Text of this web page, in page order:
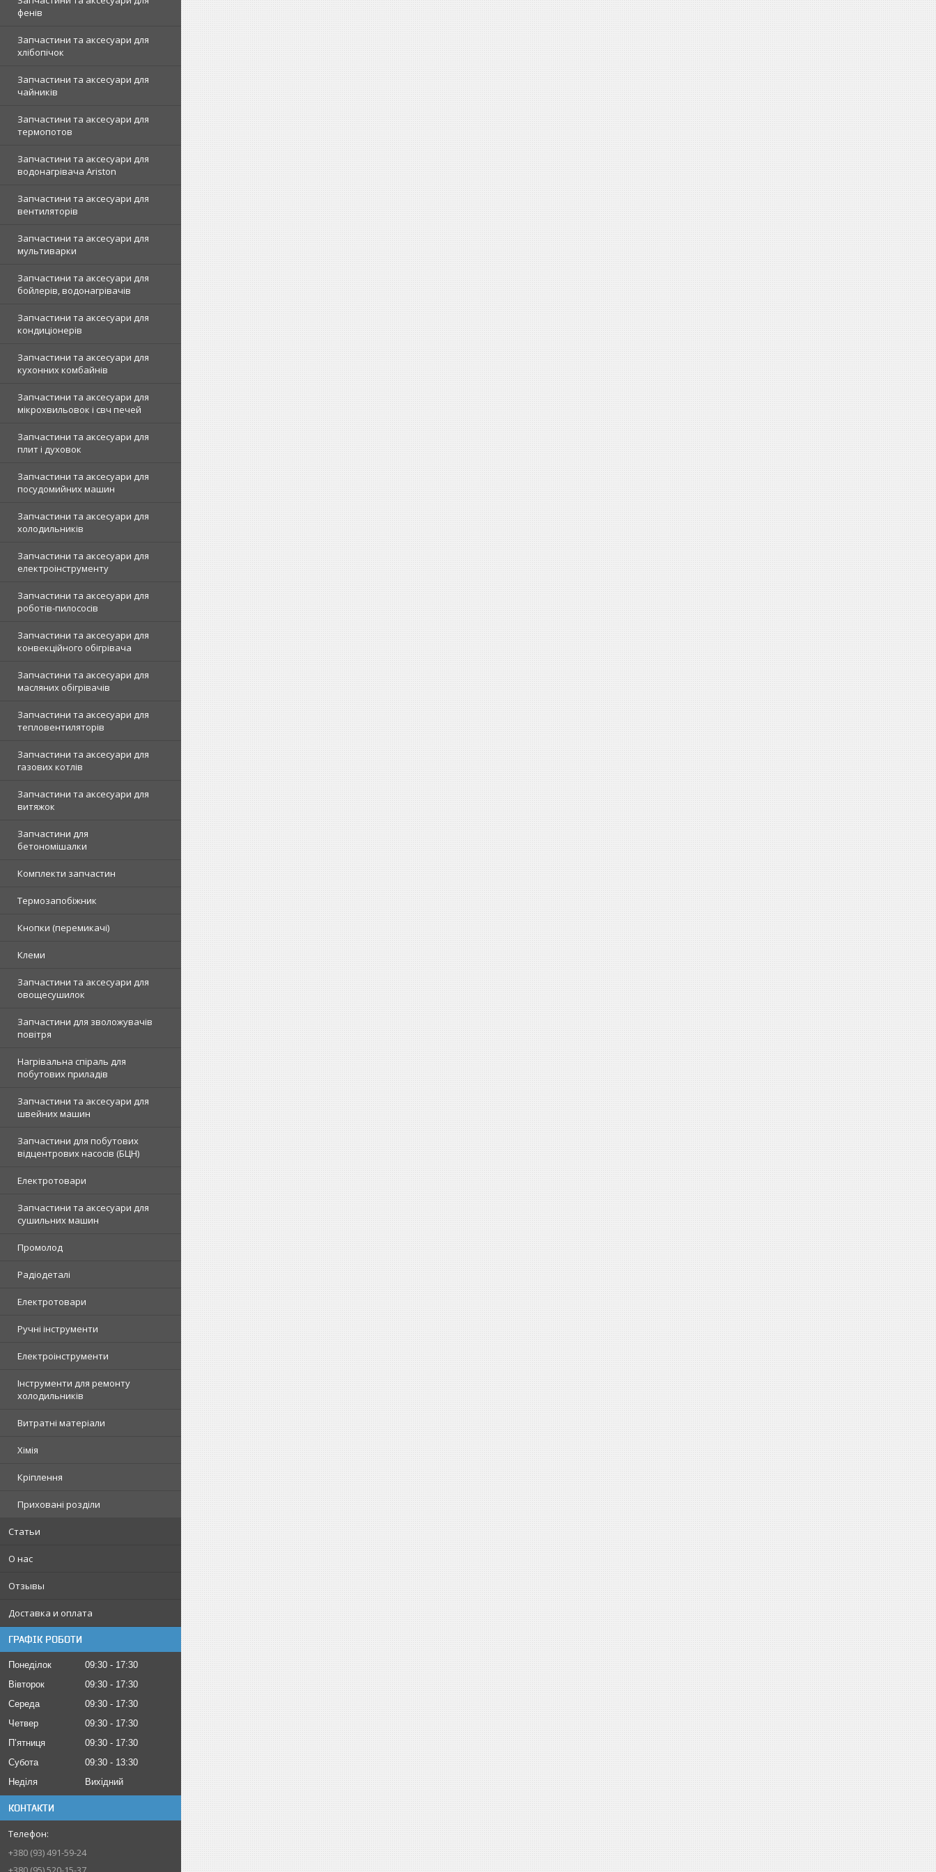
фенів
Запчастини та аксесуари для
хлібопічок
Запчастини та аксесуари для
чайників
Запчастини та аксесуари для
термопотов
Запчастини та аксесуари для
водонагрівача Ariston
Запчастини та аксесуари для
вентиляторів
Запчастини та аксесуари для
мультиварки
Запчастини та аксесуари для
бойлерів, водонагрівачів
Запчастини та аксесуари для
кондиціонерів
Запчастини та аксесуари для
кухонних комбайнів
Запчастини та аксесуари для
мікрохвильовок і свч печей
Запчастини та аксесуари для
плит і духовок
Запчастини та аксесуари для
посудомийних машин
Запчастини та аксесуари для
холодильників
Запчастини та аксесуари для
електроінструменту
Запчастини та аксесуари для
роботів-пилососів
Запчастини та аксесуари для
конвекційного обігрівача
Запчастини та аксесуари для
масляних обігрівачів
Запчастини та аксесуари для
тепловентиляторів
Запчастини та аксесуари для
газових котлів
Запчастини та аксесуари для
витяжок
Запчастини для
бетономішалки
Комплекти запчастин
Термозапобіжник
Кнопки (перемикачі)
Клеми
Запчастини та аксесуари для
овощесушилок
Запчастини для зволожувачів
повітря
Нагрівальна спіраль для
побутових приладів
Запчастини та аксесуари для
швейних машин
Запчастини для побутових
відцентрових насосів (БЦН)
Електротовари
Запчастини та аксесуари для
сушильних машин
Промолод
Радіодеталі
Електротовари
Ручні інструменти
Електроінструменти
Інструменти для ремонту
холодильників
Витратні матеріали
Хімія
Кріплення
Приховані розділи
Статьи
О нас
Отзывы
Доставка и оплата
ГРАФІК РОБОТИ
Понеділок 09:30
17:30
Вівторок
09:30
17:30
Середа
09:30
17:30
Четвер
09:30
17:30
Пʼятниця
09:30
17:30
Субота
09:30
13:30
Неділя
Вихідний
КОНТАКТИ
+380 (93) 491-59-24